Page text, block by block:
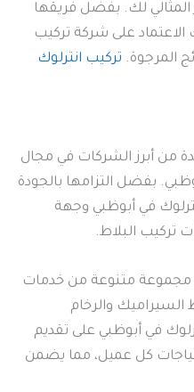
المثالي لك. بفضل فريقها
على شركة تركيب
المرجوة. تركيب انترلوك
من أبرز الشركات في مجال
بفضل التزامها بالجودة
في أبوظبي وجهة
تركيب البلاط.
مجموعة متنوعة من خدمات
والرخام
في أبوظبي على تقديم
كل عميل، مما يضمن